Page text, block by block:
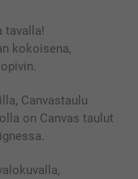
tavalla!
kokoisena,
Canvastaulu
on Canvas taulut